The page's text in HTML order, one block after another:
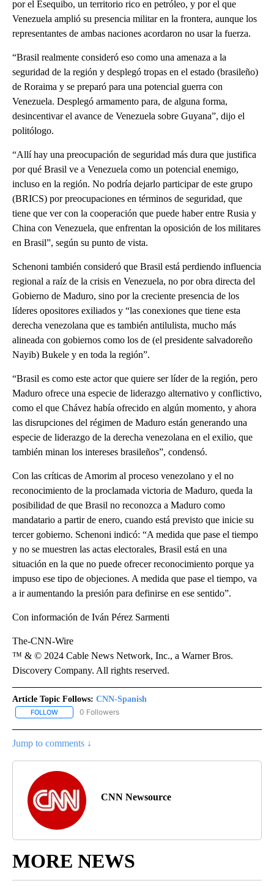
por el Esequibo, un territorio rico en petróleo, y por el que
Venezuela amplió su presencia militar en la frontera, aunque los
representantes de ambas naciones acordaron no usar la fuerza.
“Brasil realmente consideró eso como una amenaza a la
seguridad de la región y desplegó tropas en el estado (brasileño)
de Roraima y se preparó para una potencial guerra con
Venezuela. Desplegó armamento para, de alguna forma,
desincentivar el avance de Venezuela sobre Guyana”, dijo el
politólogo.
“Allí hay una preocupación de seguridad más dura que justifica
por qué Brasil ve a Venezuela como un potencial enemigo,
incluso en la región. No podría dejarlo participar de este grupo
(BRICS) por preocupaciones en términos de seguridad, que
tiene que ver con la cooperación que puede haber entre Rusia y
China con Venezuela, que enfrentan la oposición de los militares
en Brasil”, según su punto de vista.
Schenoni también consideró que Brasil está perdiendo influencia
regional a raíz de la crisis en Venezuela, no por obra directa del
Gobierno de Maduro, sino por la creciente presencia de los
líderes opositores exiliados y “las conexiones que tiene esta
derecha venezolana que es también antilulista, mucho más
alineada con gobiernos como los de (el presidente salvadoreño
Nayib) Bukele y en toda la región”.
“Brasil es como este actor que quiere ser líder de la región, pero
Maduro ofrece una especie de liderazgo alternativo y conflictivo,
como el que Chávez había ofrecido en algún momento, y ahora
las disrupciones del régimen de Maduro están generando una
especie de liderazgo de la derecha venezolana en el exilio, que
también minan los intereses brasileños”, condensó.
Con las críticas de Amorim al proceso venezolano y el no
reconocimiento de la proclamada victoria de Maduro, queda la
posibilidad de que Brasil no reconozca a Maduro como
mandatario a partir de enero, cuando está previsto que inicie su
tercer gobierno. Schenoni indicó: “A medida que pase el tiempo
y no se muestren las actas electorales, Brasil está en una
situación en la que no puede ofrecer reconocimiento porque ya
impuso ese tipo de objeciones. A medida que pase el tiempo, va
a ir aumentando la presión para definirse en ese sentido”.
Con información de Iván Pérez Sarmenti
The-CNN-Wire
™ & © 2024 Cable News Network, Inc., a Warner Bros.
Discovery Company. All rights reserved.
Article Topic Follows: CNN-Spanish
FOLLOW FOLLOW "CNN-SPANISH" TO RECEIVE NOTIFICATIONS ABOUT
0 Followers
Jump to comments ↓
CNN Newsource
MORE NEWS